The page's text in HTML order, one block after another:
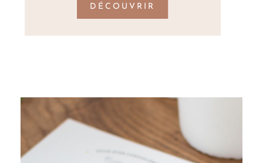
DÉCOUVRIR